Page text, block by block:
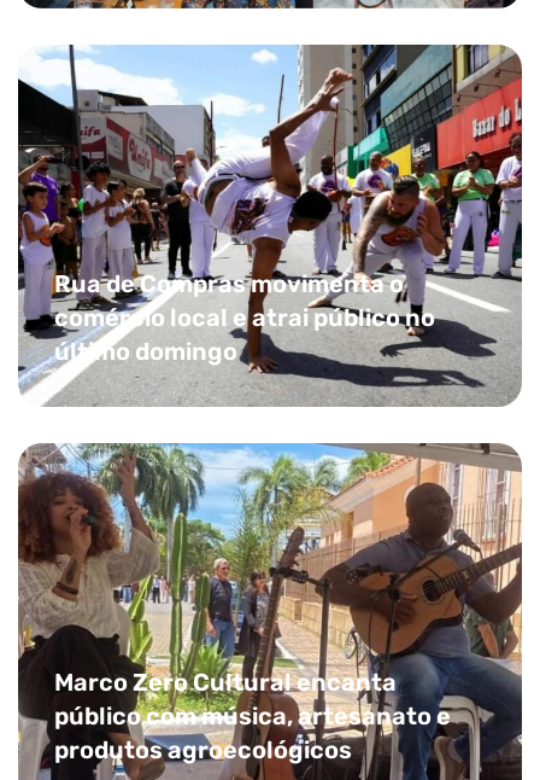
Rua de Compras movimenta o
comércio local e atrai público no
último domingo
Marco Zero Cultural encanta
público com música, artesanato e
produtos agroecológicos